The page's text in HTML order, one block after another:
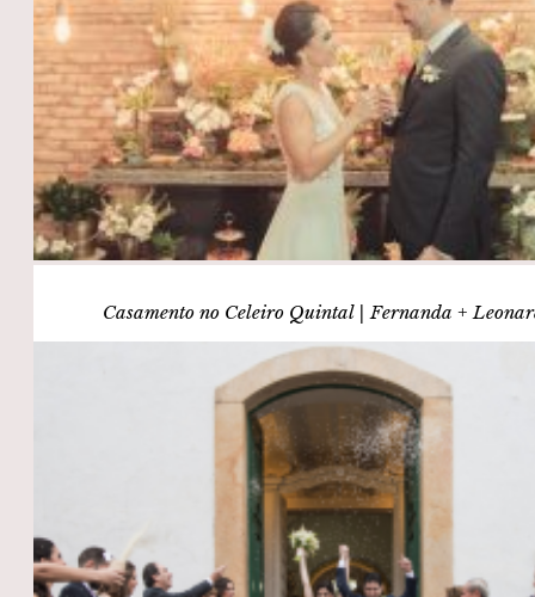
Casamento no Celeiro Quintal | Fernanda +